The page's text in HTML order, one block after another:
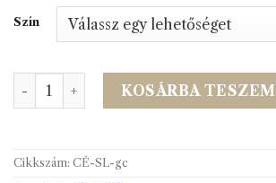
-
622 Ft
Szín
Gumicérna mennyiségKOSÁRBA TESZEM
Cikkszám: CÉ-SL-gc